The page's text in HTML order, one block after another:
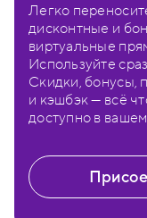
Легко
дисконтные и
виртуальные
Используйте
Скидки, бонусы,
и кэшбэк — всё
доступно в